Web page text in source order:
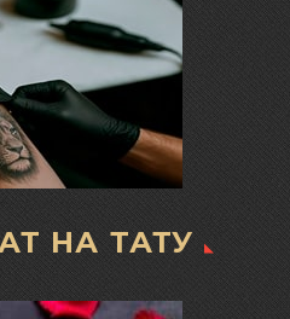
НА ТАТУ